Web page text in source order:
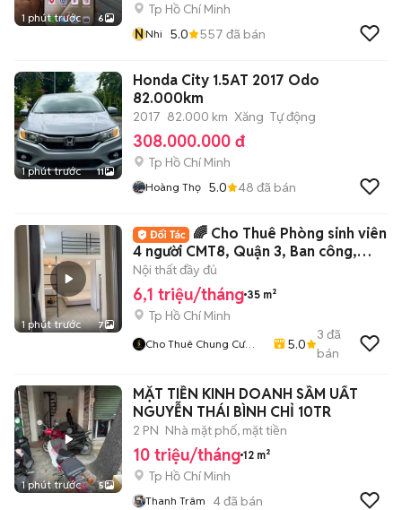
1 phút trước 6
Tp Hồ Chí Minh
NNhi 5.0 557 đã bán
1 phút trước 11
Honda City 1.5AT 2017 Odo
82.000km
2017 82.000 km Xăng Tự động
308.000.000 đ
Tp Hồ Chí Minh
Hoàng Thọ 5.0 48 đã bán
1 phút trước 7
🌈 Cho Thuê Phòng sinh viên
4 người CMT8, Quận 3, Ban công,
MGiat Riêng
Nội thất đầy đủ
6,1 triệu/tháng 35 m²
Tp Hồ Chí Minh
Cho Thuê Chung Cư
5.0
3 đã
bán
1 phút trước 5
MẶT TIỀN KINH DOANH SẦM UẤT
NGUYỄN THÁI BÌNH CHỈ 10TR
2 PN Nhà mặt phố, mặt tiền
10 triệu/tháng 12 m²
Tp Hồ Chí Minh
Thanh Trâm 4đã bán